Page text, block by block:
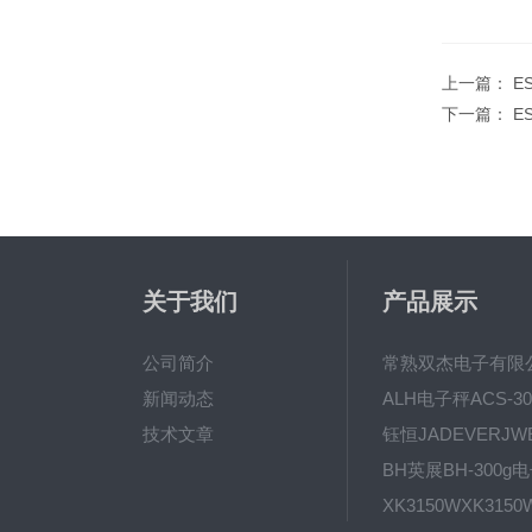
上一篇：
下一篇：
关于我们
公司简介
新闻动态
技术文章
产品展示